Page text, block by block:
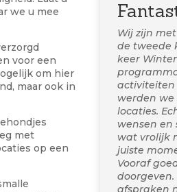
we u mee
voor een
om hier
maar ook in
met
op een
Wij zijn
de tweede
keer
activiteiten
werden
locaties.
wensen en
wat vrolijk
juiste
Vooraf